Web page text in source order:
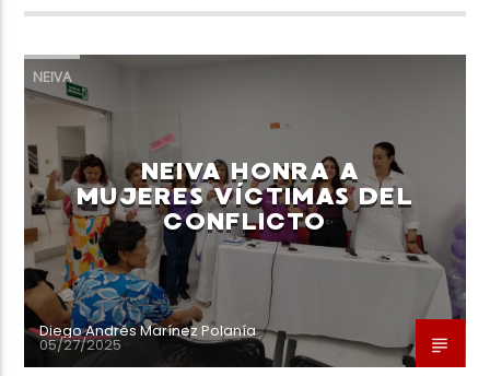
NEIVA
NEIVA HONRA A
MUJERES VÍCTIMAS DEL
CONFLICTO
Diego Andrés Marínez Polanía
05/27/2025